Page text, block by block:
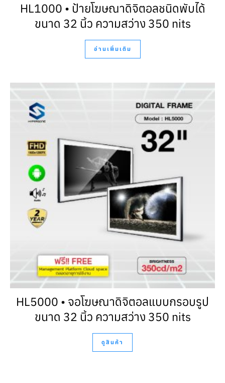
HL1000 • ป้ายโฆษณาดิจิตอลชนิดพับได้
ขนาด 32 นิ้ว ความสว่าง 350 nits
อ่านเพิ่มเติม
HL5000 • จอโฆษณาดิจิตอลแบบกรอบรูป
ขนาด 32 นิ้ว ความสว่าง 350 nits
ดูสินค้า